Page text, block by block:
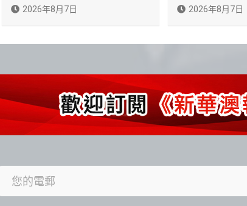
2026年8月7日 2026年8月7日